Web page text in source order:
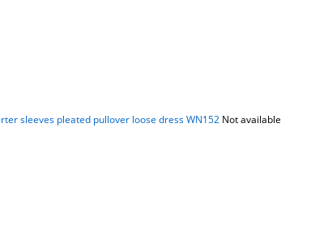
sleeves pleated pullover loose dress WN152 Not available